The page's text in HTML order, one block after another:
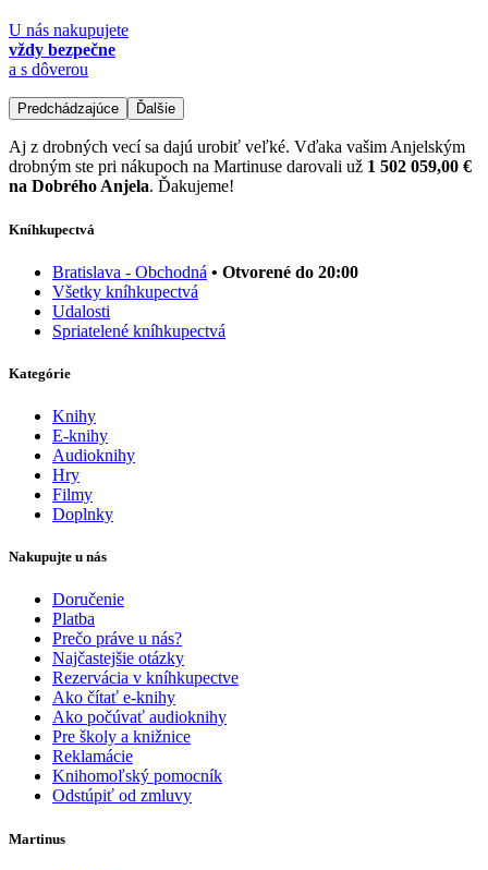
U nás nakupujete
vždy bezpečne
a s dôverou
Predchádzajúce Ďalšie
Aj z drobných vecí sa dajú urobiť veľké. Vďaka vašim Anjelským
drobným ste pri nákupoch na Martinuse darovali už 1 502 059,00 €
na Dobrého Anjela. Ďakujeme!
Kníhkupectvá
Bratislava - Obchodná • Otvorené do 20:00
Všetky kníhkupectvá
Udalosti
Spriatelené kníhkupectvá
Kategórie
Knihy
E-knihy
Audioknihy
Hry
Filmy
Doplnky
Nakupujte u nás
Doručenie
Platba
Prečo práve u nás?
Najčastejšie otázky
Rezervácia v kníhkupectve
Ako čítať e-knihy
Ako počúvať audioknihy
Pre školy a knižnice
Reklamácie
Knihomoľský pomocník
Odstúpiť od zmluvy
Martinus